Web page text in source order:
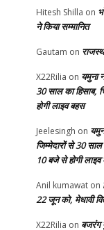
Hitesh Shilla on
ने किया सम्मानित
Gautam on
X22Rilia on यमुना
30 साल का हिसाब,
होगी लाइव बहस
Jeelesingh on
जिम्मेदारों से 30
10 बजे से होगी
Anil kumawat on
22 जून को, मेधावी
X22Rilia on बजरंग